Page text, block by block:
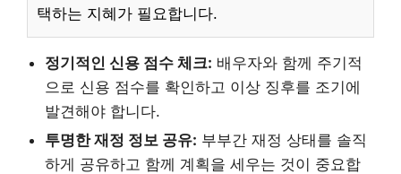
택하는 지혜가 필요합니다.
정기적인 신용 점수 체크: 배우자와 함께 주기적
으로 신용 점수를 확인하고 이상 징후를 조기에
발견해야 합니다.
투명한 재정 정보 공유: 부부간 재정 상태를 솔직
하게 공유하고 함께 계획을 세우는 것이 중요합